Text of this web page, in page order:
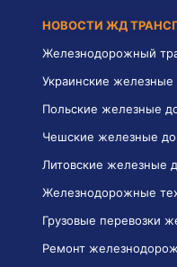
НОВОСТИ ЖД
Железнодорожный
Украинские железные
Польские железные
Чешские железные
Литовские железные
Железнодорожные
Грузовые перевозки
Ремонт